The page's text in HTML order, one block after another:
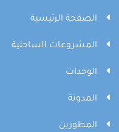
الصفحة الرئيسية
المشروعات الساحلية
الوحدات
المدونة
المطورين